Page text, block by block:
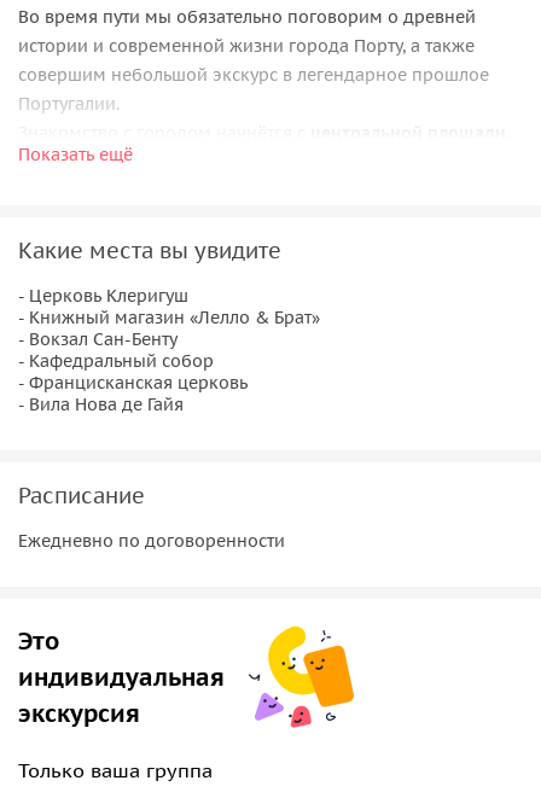
Во время пути мы обязательно поговорим о древней
истории и современной жизни города Порту, а также
совершим небольшой экскурс в легендарное прошлое
Португалии.
окружённой очаровательными особняками и
которая является символом города. Вы обязательно
ошеломляющие интерьеры вдохновили Джоан Роулинг на
создание Гарри Поттера.
Вы полюбуетесь великолепными
Бенту, осмотрите древний гранитный Кафедральный
Район Рибейра
В одном из самых колоритных районов города Рибейра
фасадами, ажурным мостом Дона Луиша I и
лодочками рабелу , снующими вдоль
берега.
Перейдя по мосту через Дору, мы окажемся в другом
портвейнов имеют склады-погреба. Здесь мы заглянем в
Показать ещё
Какие места вы увидите
- Церковь Клеригуш
- Книжный магазин «Лелло & Брат»
- Вокзал Сан-Бенту
- Кафедральный собор
- Францисканская церковь
- Вила Нова де Гайя
Расписание
Ежедневно по договоренности
Это
индивидуальная
экскурсия
Только ваша группа